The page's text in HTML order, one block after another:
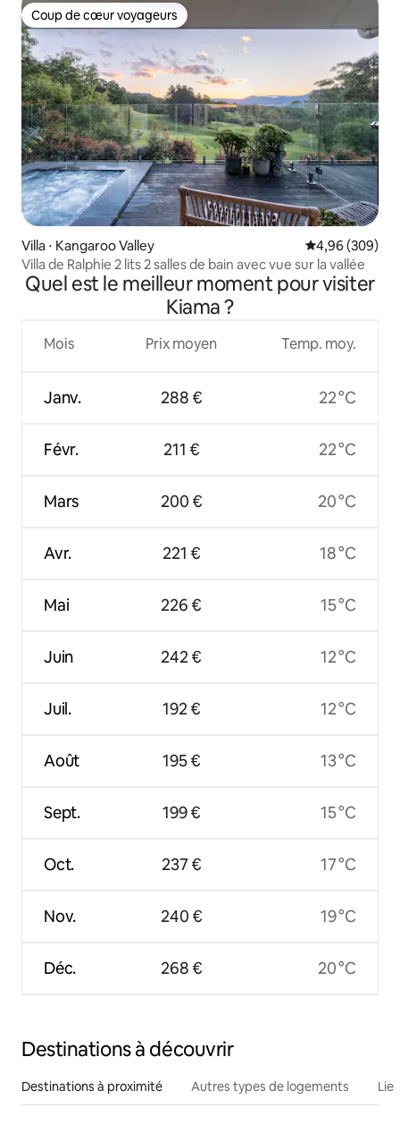
Coup de cœur voyageurs
Coup de cœur voyageurs
Villa ⋅ Kangaroo Valley Évaluation
4,96 (309)
Villa de Ralphie 2 lits 2 salles de bain avec vue sur la vallée
Quel est le meilleur moment pour visiter
Kiama ?
Mois
Janv.
Févr.
Mars
Avr.
Mai
Juin
Juil.
Août
Sept.
Oct.
Nov.
Déc.
Prix moyen
288 €
211 €
200 €
221 €
226 €
242 €
192 €
195 €
199 €
237 €
240 €
268 €
Temp. moy.
22 °C
22 °C
20 °C
18 °C
15 °C
12 °C
12 °C
13 °C
15 °C
17 °C
19 °C
20 °C
Destinations à découvrir
Destinations à proximité Autres types de logements